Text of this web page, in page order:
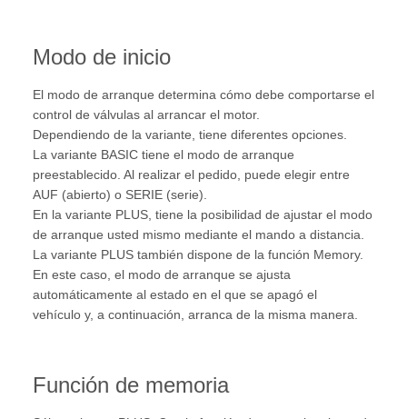
Modo de inicio
El modo de arranque determina cómo debe comportarse el
control de válvulas al arrancar el motor.
Dependiendo de la variante, tiene diferentes opciones.
La variante BASIC tiene el modo de arranque
preestablecido. Al realizar el pedido, puede elegir entre
AUF (abierto) o SERIE (serie).
En la variante PLUS, tiene la posibilidad de ajustar el modo
de arranque usted mismo mediante el mando a distancia.
La variante PLUS también dispone de la función Memory.
En este caso, el modo de arranque se ajusta
automáticamente al estado en el que se apagó el
vehículo y, a continuación, arranca de la misma manera.
Función de memoria